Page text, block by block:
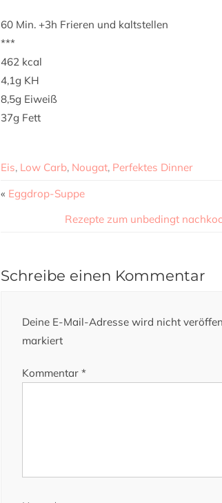
60 Min. +3h Frieren und kaltstellen
***
462 kcal
4,1g KH
8,5g Eiweiß
37g Fett
Eis, Low Carb, Nougat, Perfektes Dinner
« Eggdrop-Suppe
Rezepte zum unbedingt
Schreibe einen Kommentar
Deine E-Mail-Adresse wird nicht
markiert
Kommentar *